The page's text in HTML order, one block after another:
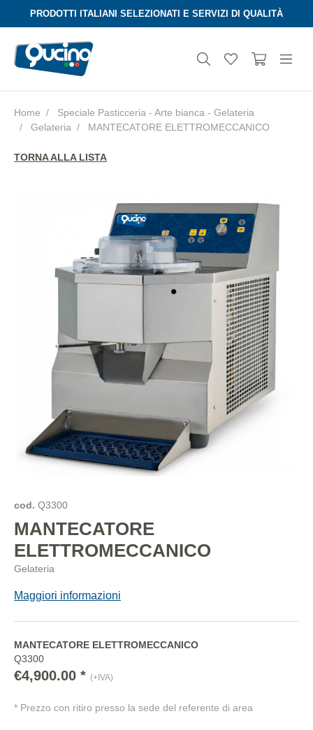
Aura
PRODOTTI ITALIANI SELEZIONATI E SERVIZI DI QUALITÀ
Home
Speciale Pasticceria - Arte bianca - Gelateria
Gelateria
MANTECATORE ELETTROMECCANICO
TORNA ALLA LISTA
cod. Q3300
MANTECATORE
ELETTROMECCANICO
Gelateria
Maggiori informazioni
MANTECATORE ELETTROMECCANICO
Q3300
€4,900.00 * (+IVA)
* Prezzo con ritiro presso la sede del referente di area